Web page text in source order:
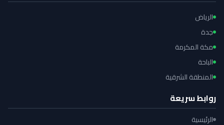
الرياض
جدة
مكة المكرمة
الباحة
المنطقة الشرقية
روابط سريعة
الرئيسية